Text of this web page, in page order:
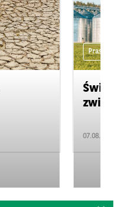
Prasa
07.08.2026